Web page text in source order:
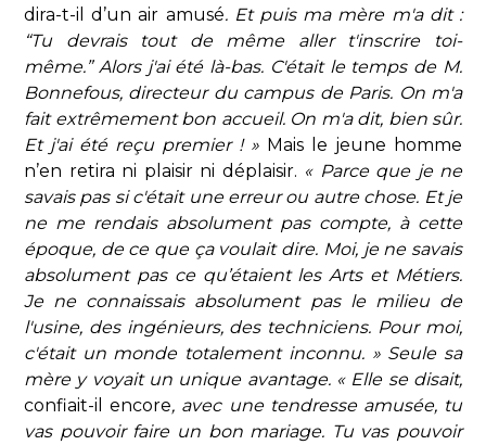
dira-t-il d’un air amusé. Et puis ma mère m'a dit :
“Tu devrais tout de même aller t'inscrire toi-
même.” Alors j'ai été là-bas. C'était le temps de M.
Bonnefous, directeur du campus de Paris. On m'a
fait extrêmement bon accueil. On m'a dit, bien sûr.
Et j'ai été reçu premier ! » Mais le jeune homme
n’en retira ni plaisir ni déplaisir. « Parce que je ne
savais pas si c'était une erreur ou autre chose. Et je
ne me rendais absolument pas compte, à cette
époque, de ce que ça voulait dire. Moi, je ne savais
absolument pas ce qu’étaient les Arts et Métiers.
Je ne connaissais absolument pas le milieu de
l'usine, des ingénieurs, des techniciens. Pour moi,
c'était un monde totalement inconnu. » Seule sa
mère y voyait un unique avantage. « Elle se disait,
confiait-il encore, avec une tendresse amusée, tu
vas pouvoir faire un bon mariage. Tu vas pouvoir